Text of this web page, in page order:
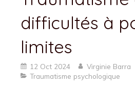
difficultés à
limites
12 Oct 2024
Virginie Barra
Traumatisme psychologique